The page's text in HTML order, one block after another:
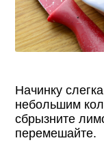
Начинку
небольшим
сбрызните
перемешайте.